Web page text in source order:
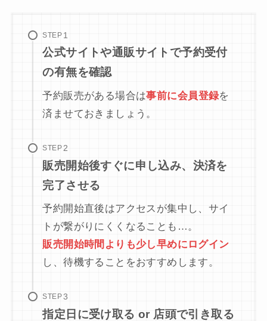
STEP
公式サイトや通販サイトで予約受付
の有無を確認
予約販売がある場合は事前に会員登録を
済ませておきましょう。
STEP
販売開始後すぐに申し込み、決済を
完了させる
予約開始直後はアクセスが集中し、サイ
トが繋がりにくくなることも…。
販売開始時間よりも少し早めにログイン
し、待機することをおすすめします。
STEP
指定日に受け取る or 店頭で引き取る